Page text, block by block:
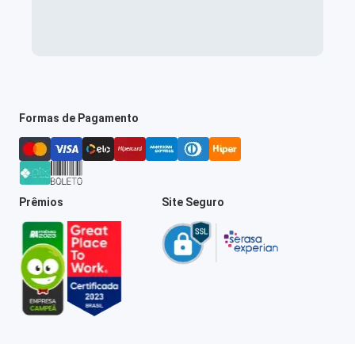
Formas de Pagamento
Prêmios Site Seguro